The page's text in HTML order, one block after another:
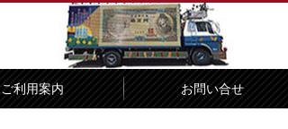
ご利用案内 お問い合せ